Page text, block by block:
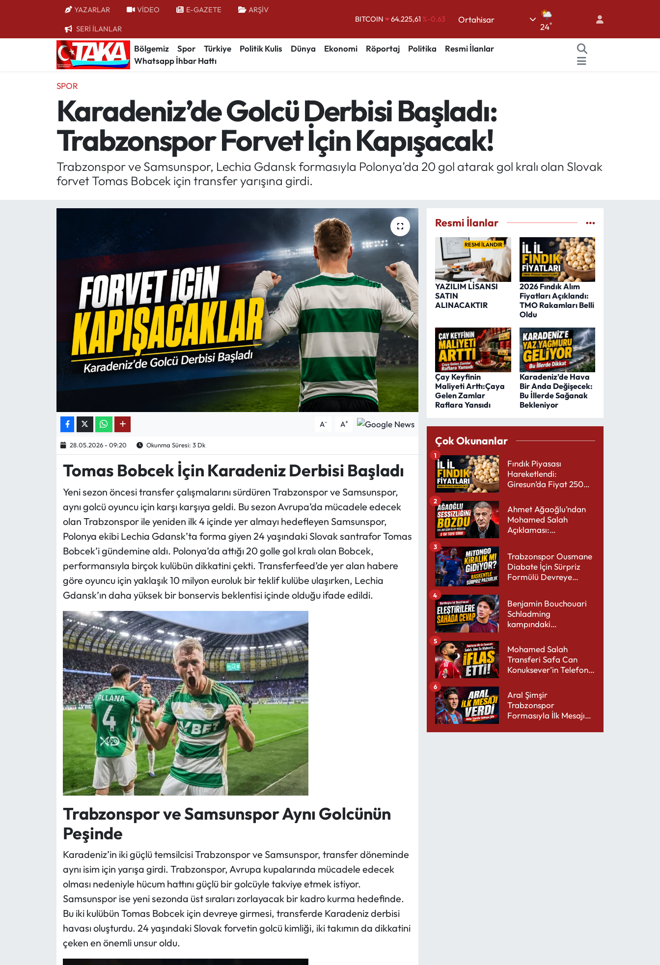
YAZARLAR VİDEO E-GAZETE ARŞİV
SERİ İLANLAR
DOLAR 47,7143%0.16
EURO
55,0317%-0.02
STERLİN
64,2463%0.07
BITCOIN
64.225,61%-0.63
Ortahisar
24°
Bölgemiz Spor Türkiye Politik Kulis Dünya Ekonomi Röportaj Politika
Resmi İlanlar
Whatsapp İhbar Hattı
SPOR
Karadeniz’de Golcü Derbisi Başladı:
Trabzonspor Forvet İçin Kapışacak!
Trabzonspor ve Samsunspor, Lechia Gdansk formasıyla Polonya’da 20 gol atarak gol kralı olan Slovak
forvet Tomas Bobcek için transfer yarışına girdi.
A- A+
28.05.2026 - 09:20 Okunma Süresi: 3 Dk
Tomas Bobcek İçin Karadeniz Derbisi Başladı
Yeni sezon öncesi transfer çalışmalarını sürdüren Trabzonspor ve Samsunspor,
aynı golcü oyuncu için karşı karşıya geldi. Bu sezon Avrupa’da mücadele edecek
olan Trabzonspor ile yeniden ilk 4 içinde yer almayı hedefleyen Samsunspor,
Polonya ekibi Lechia Gdansk’ta forma giyen 24 yaşındaki Slovak santrafor Tomas
Bobcek’i gündemine aldı. Polonya’da attığı 20 golle gol kralı olan Bobcek,
performansıyla birçok kulübün dikkatini çekti. Transferfeed’de yer alan habere
göre oyuncu için yaklaşık 10 milyon euroluk bir teklif kulübe ulaşırken, Lechia
Gdansk’ın daha yüksek bir bonservis beklentisi içinde olduğu ifade edildi.
Trabzonspor ve Samsunspor Aynı Golcünün
Peşinde
Karadeniz’in iki güçlü temsilcisi Trabzonspor ve Samsunspor, transfer döneminde
aynı isim için yarışa girdi. Trabzonspor, Avrupa kupalarında mücadele edecek
olması nedeniyle hücum hattını güçlü bir golcüyle takviye etmek istiyor.
Samsunspor ise yeni sezonda üst sıraları zorlayacak bir kadro kurma hedefinde.
Bu iki kulübün Tomas Bobcek için devreye girmesi, transferde Karadeniz derbisi
havası oluşturdu. 24 yaşındaki Slovak forvetin golcü kimliği, iki takımın da dikkatini
çeken en önemli unsur oldu.
Resmi İlanlar
RESMİ İLANDIR
YAZILIM LİSANSI
SATIN
ALINACAKTIR
2026 Fındık Alım
Fiyatları Açıklandı:
TMO Rakamları Belli
Oldu
Çay Keyfinin
Maliyeti Arttı:Çaya
Gelen Zamlar
Raflara Yansıdı
Karadeniz’de Hava
Bir Anda Değişecek:
Bu İllerde Sağanak
Bekleniyor
Çok Okunanlar
Fındık Piyasası
Hareketlendi:
Giresun’da Fiyat 250
1
Ahmet Ağaoğlu’ndan
Mohamed Salah
Açıklaması:
Yakışır
2
Trabzonspor Ousmane
Diabate İçin Sürpriz
Formülü Devreye
3
Benjamin Bouchouari
Schladming
kampındaki
4
Mohamed Salah
Transferi Safa Can
Konuksever’in Telefon
5
Aral Şimşir
Trabzonspor
Formasıyla İlk Mesajını
6
Bölgemiz
Kültür/Sanat
Politik Kulis
Mektup Galeri
Köşe Yazıları
Karikatür Galeri
ASTROLOJİ
Spor Yazıları
Trabzon Nöbetçi Eczaneler
Trabzon Hava Durumu
Trabzon Trafik Yoğunluk Haritası
Süper Lig Puan Durumu ve Fikstür
Tüm Manşetler
Son Dakika Haberleri
Haber Arşivi